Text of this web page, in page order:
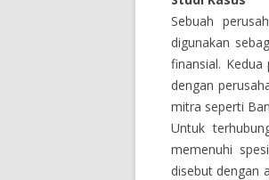
Sebuah
digunakan
finansial.
dengan
mitra seperti
Untuk
memenuhi
disebut dengan